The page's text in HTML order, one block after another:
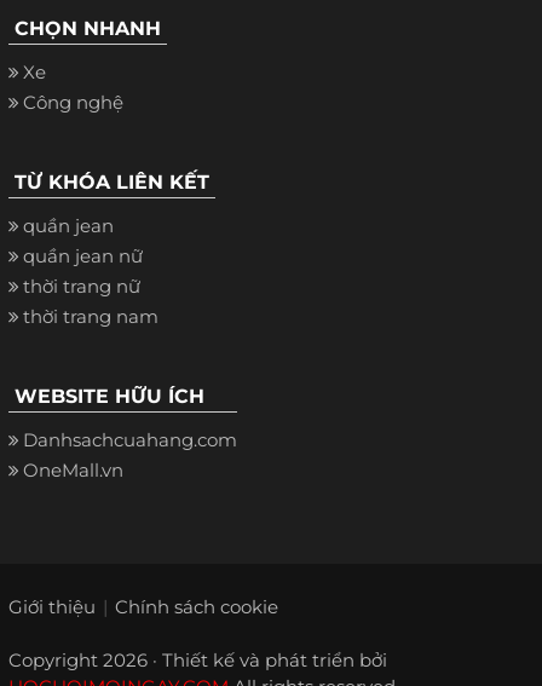
CHỌN NHANH
Xe
Công nghệ
TỪ KHÓA LIÊN KẾT
quần jean
quần jean nữ
thời trang nữ
thời trang nam
WEBSITE HỮU ÍCH
Danhsachcuahang.com
OneMall.vn
Giới thiệu Chính sách cookie
Copyright 2026 · Thiết kế và phát triển bởi